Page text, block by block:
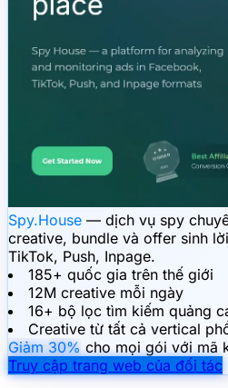
Spy.House — dịch vụ spy
creative, bundle và offer sinh
TikTok, Push, Inpage.
185+ quốc gia trên thế giới
12M creative mỗi ngày
16+ bộ lọc tìm kiếm quảng
Creative từ tất cả vertical
Giảm 30% cho mọi gói với mã
Truy cập trang web của đối tác